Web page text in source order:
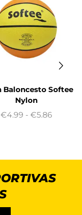
Baloncesto Softee
Nylon
€4.99 - €5.86